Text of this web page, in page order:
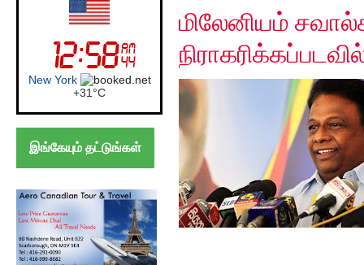
London
+27°C
இங்கேயும் தட்டுங்கள்
மிலேனியம்